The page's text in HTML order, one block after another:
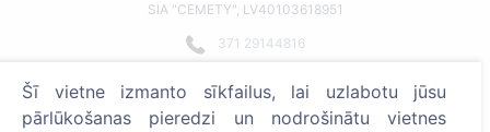
SIA "CEMETY", LV40103618951
371 29144816
Strādājam visā Latvijā!
Šī vietne izmanto sīkfailus, lai uzlabotu jūsu
pārlūkošanas pieredzi un nodrošinātu vietnes